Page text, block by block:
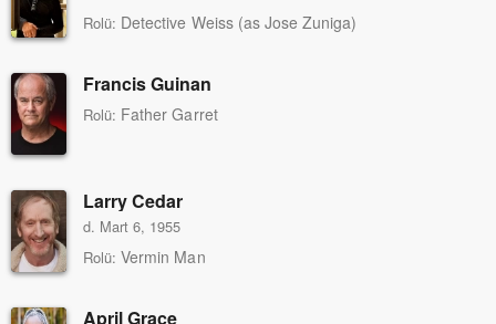
Rolü: Detective Weiss (as Jose Zuniga)
Francis Guinan
Rolü: Father Garret
Larry Cedar
d. Mart 6, 1955
Rolü: Vermin Man
April Grace